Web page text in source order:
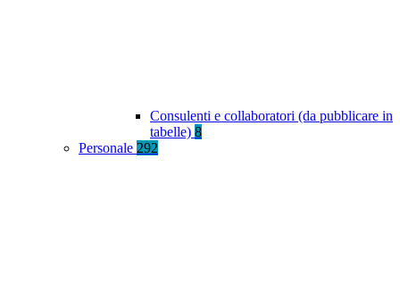
Consulenti e collaboratori (da pubblicare in
tabelle) 8
Personale 292